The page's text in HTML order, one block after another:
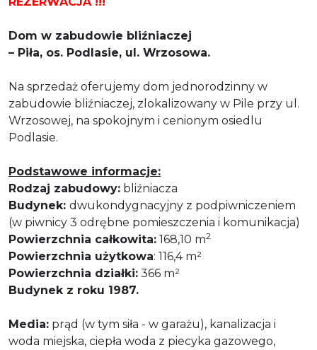
Dom w zabudowie bliźniaczej
– Piła, os. Podlasie, ul. Wrzosowa.
Na sprzedaż oferujemy dom jednorodzinny w
zabudowie bliźniaczej, zlokalizowany w Pile przy ul.
Wrzosowej, na spokojnym i cenionym osiedlu
Podlasie.
Podstawowe informacje:
Rodzaj zabudowy: bliźniacza
Budynek: dwukondygnacyjny z podpiwniczeniem
(w piwnicy 3 odrębne pomieszczenia i komunikacja)
Powierzchnia całkowita: 168,10 m2
Powierzchnia użytkowa: 116,4 m²
Powierzchnia działki: 366 m²
Budynek z roku 1987.
Media: prąd (w tym siła - w garażu), kanalizacja i
woda miejska, ciepła woda z piecyka gazowego,